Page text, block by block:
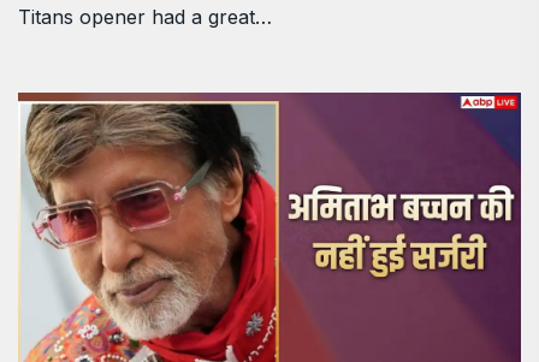
Titans opener had a great…